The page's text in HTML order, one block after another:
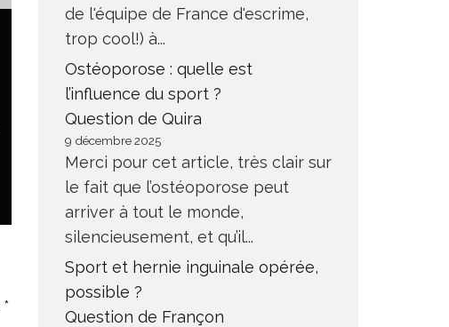
LES CHAMPIONNATS DE
FRANCE DE COURSES EN
MONTAGNE (SAINT-PRIEST, 07),
LE 29 MAI 2016
ACTUALITÉ TRAIL
COURSE EN MONTAGNE
*
de l'équipe de France d'escrime,
trop cool!) à...
Ostéoporose : quelle est
l’influence du sport ?
Question de Quira
9 décembre 2025
Merci pour cet article, très clair sur
le fait que l’ostéoporose peut
arriver à tout le monde,
silencieusement, et qu’il...
Sport et hernie inguinale opérée,
possible ?
Question de Françon